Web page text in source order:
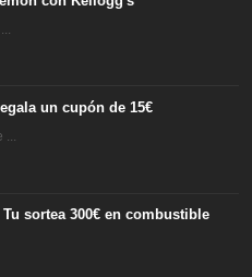
un cupón de 15€
sortea 300€ en combustible